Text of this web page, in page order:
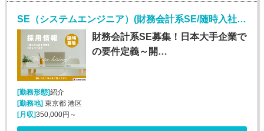
SE（システムエンジニア）(財務会計系SE/随時入社/正社員)
財務会計系SE募集！日本大手企業で
の要件定義～開…
[勤務形態]紹介
[勤務地] 東京都 港区
[月収]350,000円～